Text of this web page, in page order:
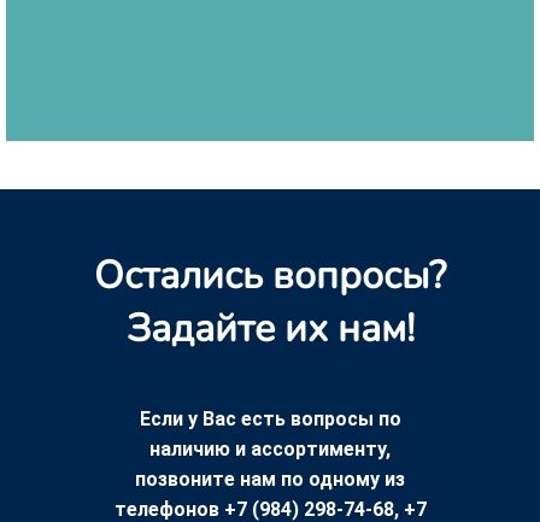
Остались вопросы?
Задайте их нам!
Если у Вас есть вопросы по
наличию и ассортименту,
позвоните нам по одному из
телефонов +7 (984) 298-74-68, +7